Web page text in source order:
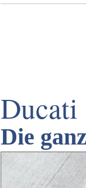
Ducati
Die